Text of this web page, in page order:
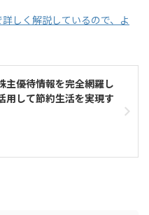
しく解説しているので、よ
主優待情報を完全網羅し
用して節約生活を実現す